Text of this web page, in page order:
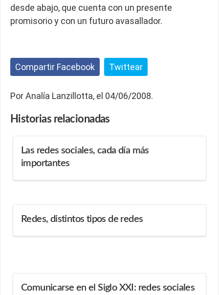
desde abajo, que cuenta con un presente
promisorio y con un futuro avasallador.
Compartir Facebook Twittear
Por Analía Lanzillotta, el 04/06/2008.
Historias relacionadas
Las redes sociales, cada día más
importantes
Redes, distintos tipos de redes
Comunicarse en el Siglo XXI: redes sociales